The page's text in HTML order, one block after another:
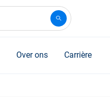
Over ons Carrière